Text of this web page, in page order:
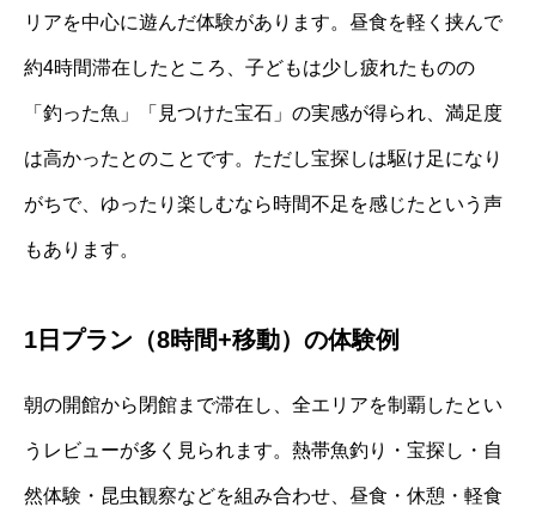
リアを中心に遊んだ体験があります。昼食を軽く挟んで
約4時間滞在したところ、子どもは少し疲れたものの
「釣った魚」「見つけた宝石」の実感が得られ、満足度
は高かったとのことです。ただし宝探しは駆け足になり
がちで、ゆったり楽しむなら時間不足を感じたという声
もあります。
1日プラン（8時間+移動）の体験例
朝の開館から閉館まで滞在し、全エリアを制覇したとい
うレビューが多く見られます。熱帯魚釣り・宝探し・自
然体験・昆虫観察などを組み合わせ、昼食・休憩・軽食